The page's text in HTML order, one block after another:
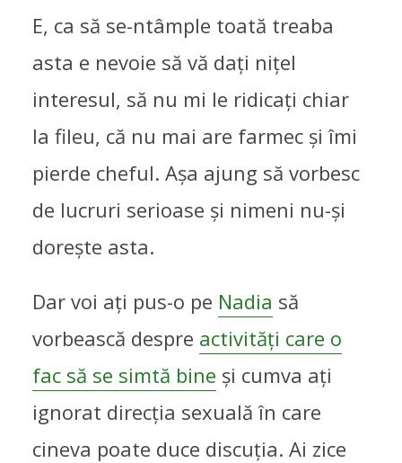
E, ca să se-ntâmple toată treaba
asta e nevoie să vă dați nițel
interesul, să nu mi le ridicați chiar
la fileu, că nu mai are farmec și îmi
pierde cheful. Așa ajung să vorbesc
de lucruri serioase și nimeni nu-și
dorește asta.
Dar voi ați pus-o pe Nadia să
vorbească despre activități care o
fac să se simtă bine și cumva ați
ignorat direcția sexuală în care
cineva poate duce discuția. Ai zice